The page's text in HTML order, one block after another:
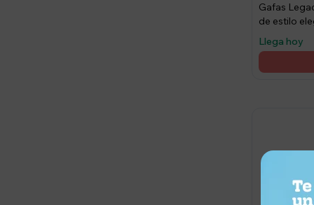
Gafas
de estilo
Llega hoy